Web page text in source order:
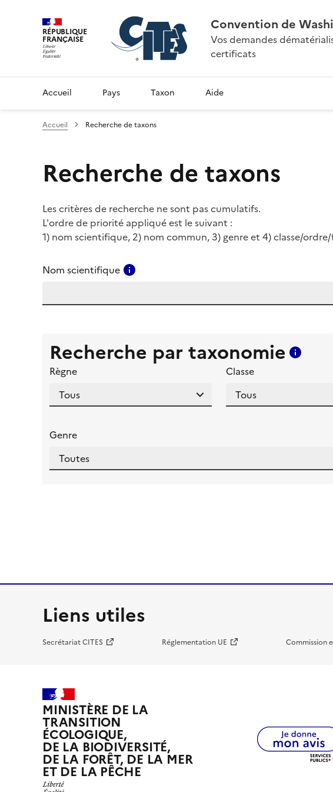
RÉPUBLIQUE
FRANÇAISE
Convention de
Vos demandes
certificats
Accueil Pays Taxon Aide
Accueil Recherche de taxons
Recherche de taxons
Les critères de recherche ne sont pas cumulatifs.
L'ordre de priorité appliqué est le suivant :
1) nom scientifique, 2) nom commun, 3) genre et 4) classe/
Nom scientifique
Recherche par taxonomie
Règne
Classe
Genre
Liens utiles
Secrétariat CITES Réglementation UE Commission
MINISTÈRE DE LA
TRANSITION
ÉCOLOGIQUE,
DE LA BIODIVERSITÉ,
DE LA FORÊT, DE LA MER
ET DE LA PÊCHE